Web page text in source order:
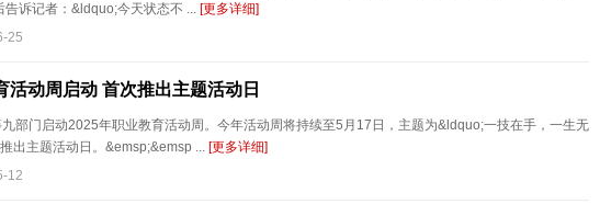
告诉记者：&ldquo;今天状态不 ... [更多详细]
25
活动周启动 首次推出主题活动日
部门启动2025年职业教育活动周。今年活动周将持续至5月17日，主题为&ldquo;一技在手，一生无
出主题活动日。&emsp;&emsp ... [更多详细]
12